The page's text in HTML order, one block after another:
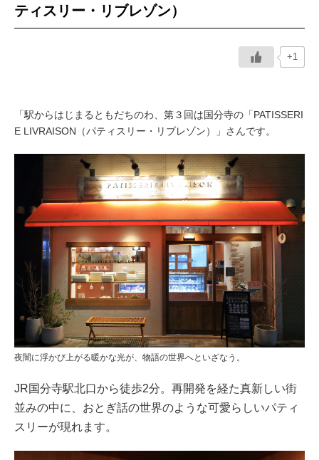
イベント情報
ティスリー・リブレゾン）
+1
「駅からはじまるともだちのわ、第３回は国分寺の「PATISSERI
E LIVRAISON（パティスリー・リブレゾン）」さんです。
夜闇に浮かび上がる暖かな光が、物語の世界へといざなう。
JR国分寺駅北口から徒歩2分。再開発を経た真新しい街
並みの中に、おとぎ話の世界のような可愛らしいパティ
スリーが現れます。